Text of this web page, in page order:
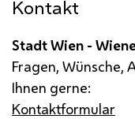
Kontakt
Stadt Wien -
Fragen, Wünsche,
Ihnen gerne:
Kontaktformular